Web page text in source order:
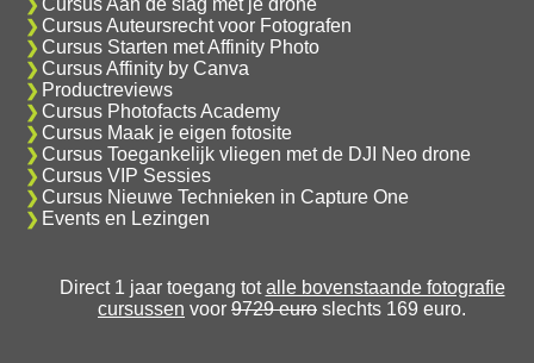
Cursus Auteursrecht voor Fotografen
Cursus Starten met Affinity Photo
Cursus Affinity by Canva
Productreviews
Cursus Photofacts Academy
Cursus Maak je eigen fotosite
Cursus Toegankelijk vliegen met de DJI Neo drone
Cursus VIP Sessies
Cursus Nieuwe Technieken in Capture One
Events en Lezingen
Direct 1 jaar toegang totalle bovenstaande fotografie
cursussen voor 9729 euro slechts 169 euro.